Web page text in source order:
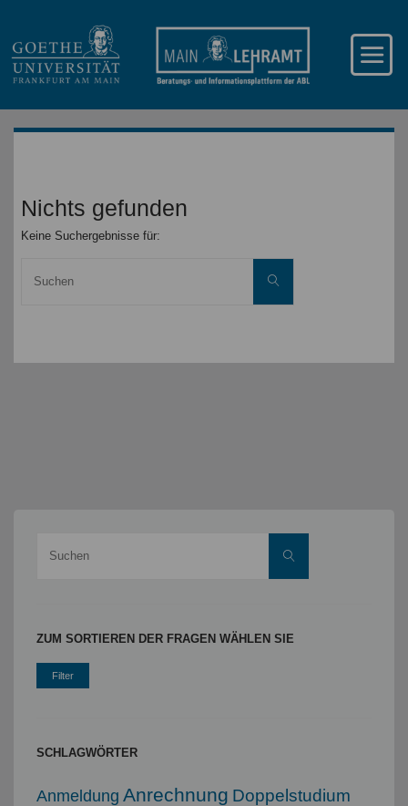
Nichts gefunden
Keine Suchergebnisse für:
Suchen
Suchen
ZUM SORTIEREN DER FRAGEN WÄHLEN SIE
SCHLAGWÖRTER
Anmeldung Anrechnung Doppelstudium